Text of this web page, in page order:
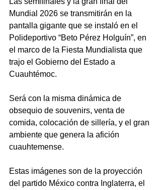
Mundial 2026 se transmitirán en la
pantalla gigante que se instaló en el
Polideportivo “Beto Pérez Holguín”, en
el marco de la Fiesta Mundialista que
trajo el Gobierno del Estado a
Cuauhtémoc.
Será con la misma dinámica de
obsequio de souvenirs, venta de
comida, colocación de sillería, y el gran
ambiente que genera la afición
cuauhtemense.
Estas imágenes son de la proyección
del partido México contra Inglaterra, el